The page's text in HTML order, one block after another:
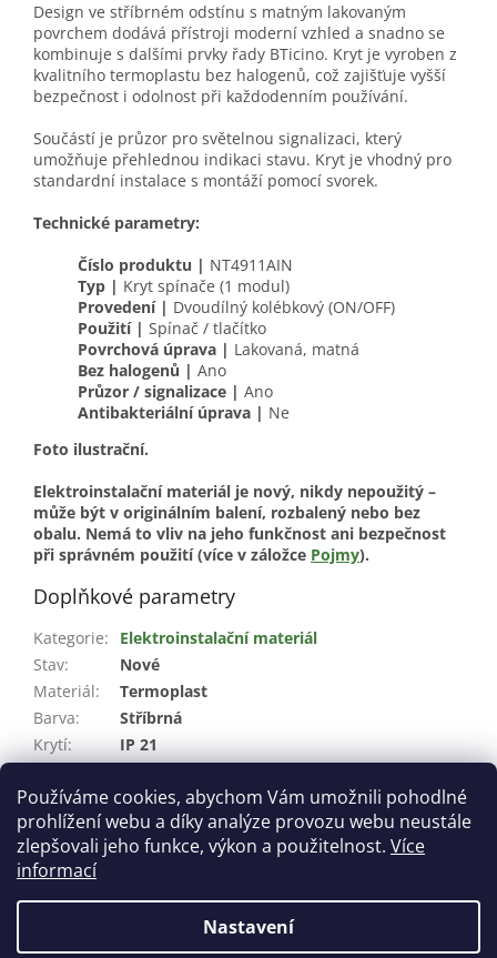
Používáme cookies, abychom Vám umožnili pohodlné
prohlížení webu a díky analýze provozu webu neustále
zlepšovali jeho funkce, výkon a použitelnost. Více
informací
Nastavení
Design ve stříbrném odstínu s matným lakovaným
povrchem dodává přístroji moderní vzhled a snadno se
kombinuje s dalšími prvky řady BTicino. Kryt je vyroben z
kvalitního termoplastu bez halogenů, což zajišťuje vyšší
bezpečnost i odolnost při každodenním používání.
Součástí je průzor pro světelnou signalizaci, který
umožňuje přehlednou indikaci stavu. Kryt je vhodný pro
standardní instalace s montáží pomocí svorek.
Technické parametry:
Číslo produktu | NT4911AIN
Typ | Kryt spínače (1 modul)
Provedení | Dvoudílný kolébkový (ON/OFF)
Použití | Spínač / tlačítko
Povrchová úprava | Lakovaná, matná
Bez halogenů | Ano
Průzor / signalizace | Ano
Antibakteriální úprava | Ne
Foto ilustrační.
Elektroinstalační materiál je nový, nikdy nepoužitý –
může být v originálním balení, rozbalený nebo bez
obalu. Nemá to vliv na jeho funkčnost ani bezpečnost
při správném použití (více v záložce Pojmy).
Doplňkové parametry
Kategorie:
Elektroinstalační materiál
Stav:
Nové
Materiál:
Termoplast
Barva:
Stříbrná
Krytí:
IP 21
Výška:
45 mm
Hloubka: 5,3 mm
Vytvořil Shoptet